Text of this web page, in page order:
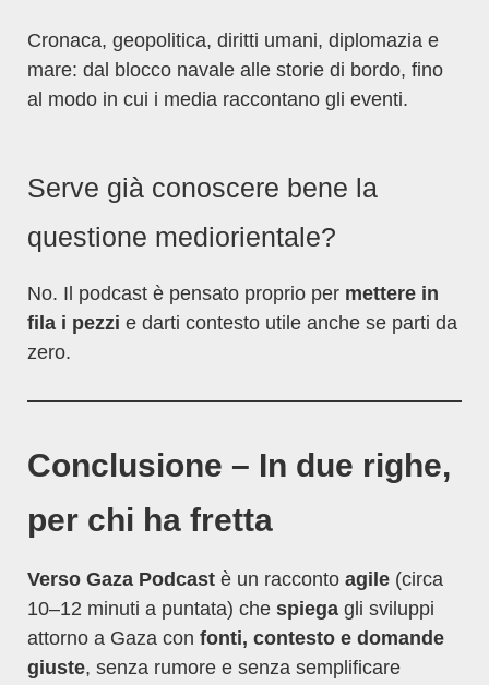
Cronaca, geopolitica, diritti umani, diplomazia e
mare: dal blocco navale alle storie di bordo, fino
al modo in cui i media raccontano gli eventi.
Serve già conoscere bene la
questione mediorientale?
No. Il podcast è pensato proprio per mettere in
fila i pezzi e darti contesto utile anche se parti da
zero.
Conclusione – In due righe,
per chi ha fretta
Verso Gaza Podcast è un racconto agile (circa
10–12 minuti a puntata) che spiega gli sviluppi
attorno a Gaza con fonti, contesto e domande
giuste, senza rumore e senza semplificare